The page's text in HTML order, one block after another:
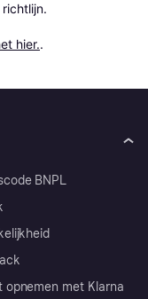
hier..
BNPL
opnemen met Klarna